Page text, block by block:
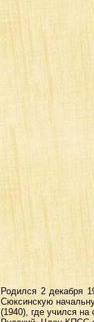
Родился 2 декабря
Сюксинскую
(1940), где учился на